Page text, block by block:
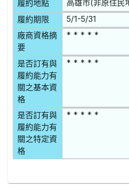
履約地點
高雄市(非原住民
履約期限 5/1-5/31
廠商資格摘
要
* * * * *
是否訂有與
履約能力有
關之基本資
格
* * * * *
是否訂有與
履約能力有
關之特定資
格
* * * * *